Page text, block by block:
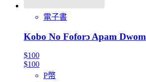
電子書
Kobo No Foforɔ Apam Dwom
$100
$100
P幣